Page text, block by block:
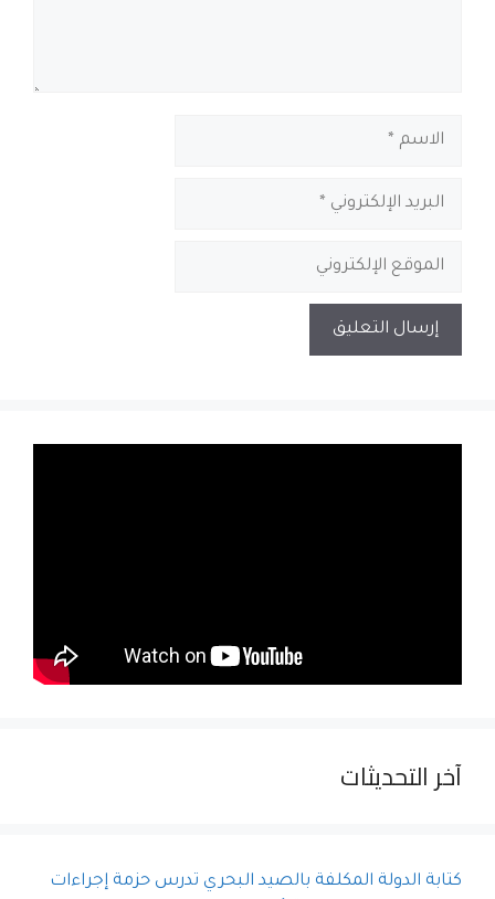
آخر التحديثات
كتابة الدولة المكلفة بالصيد البحري تدرس حزمة إجراءات